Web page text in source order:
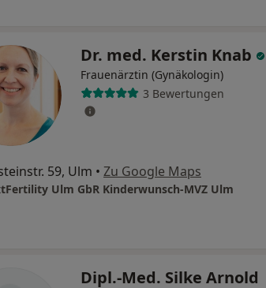
Dr. med. Kerstin Knab
Frauenärztin (Gynäkologin)
3 Bewertungen
59, Ulm • Zu Google Maps
Ulm GbR Kinderwunsch-MVZ Ulm
Dipl.-Med. Silke Arnold